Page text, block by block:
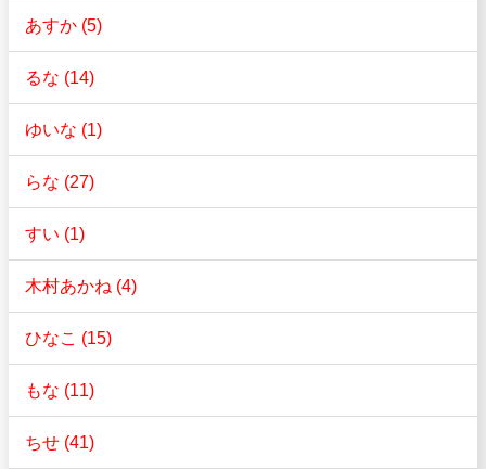
あすか (5)
るな (14)
ゆいな (1)
らな (27)
すい (1)
木村あかね (4)
ひなこ (15)
もな (11)
ちせ (41)